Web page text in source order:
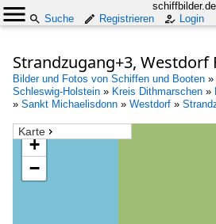
schiffbilder.de
Suche
Registrieren Login
Strandzugang+3, Westdorf
Bilder und Fotos von Schiffen und Booten »
Schleswig-Holstein » Kreis Dithmarschen »
» Sankt Michaelisdonn » Westdorf »
Karte
+
−